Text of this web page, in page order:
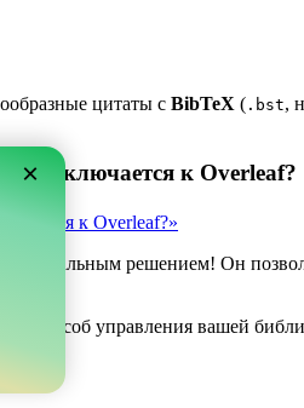
цитаты с BibTeX ( .bst,
подключается к Overleaf?
к Overleaf?»
идеальным решением! Он
способ управления вашей
×